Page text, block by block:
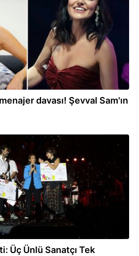
davası! Şevval Sam'ın
Üç Ünlü Sanatçı Tek